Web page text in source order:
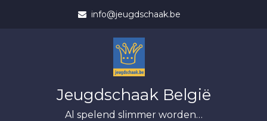
info@jeugdschaak.be
Jeugdschaak België
Al spelend slimmer worden…